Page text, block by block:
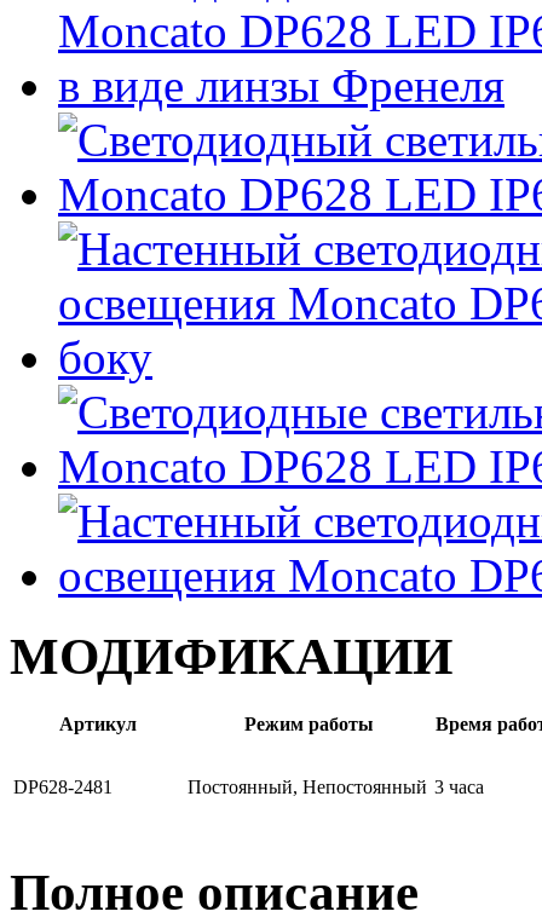
МОДИФИКАЦИИ
Артикул Режим работы Время
DP628-2481 Постоянный, Непостоянный 3 часа
Полное описание